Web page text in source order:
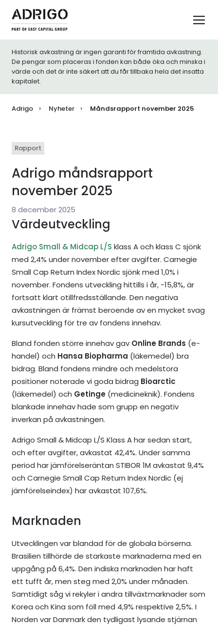
Historisk avkastning är ingen garanti för framtida avkastning.
De pengar som placeras i fonden kan både öka och minska i
värde och det är inte säkert att du får tillbaka hela det insatta
kapitalet.
Adrigo Nyheter Måndsrapport november 2025
Rapport
Adrigo måndsrapport
november 2025
8 december 2025
Värdeutveckling
Adrigo Small & Midcap L/S klass A och klass C sjönk
med 2,4% under november efter avgifter. Carnegie
Small Cap Return Index Nordic sjönk med 1,0% i
november. Fondens utveckling hittills i år, -15,8%, är
fortsatt klart otillfredsställande. Den negativa
avkastningen är främst beroende av en mycket svag
kursutveckling för tre av fondens innehav.
Bland fonden större innehav gav Online Brands (e-
handel) och Hansa Biopharma (läkemedel) bra
bidrag. Bland fondens mindre och medelstora
positioner noterade vi goda bidrag Bioarctic
(läkemedel) och Getinge (medicineknik). Fondens
blankade innehav hade som grupp en negativ
inverkan på avkastningen.
Adrigo Small & Midcap L/S Klass A har sedan start,
och efter avgifter, avkastat 42,4%. Under samma
period har jämförelseräntan STIBOR 1M avkastat 9,4%
och Carnegie Small Cap Return Index Nordic (ej
jämförelseindex) har avkastat 107,6%.
Marknaden
Utvecklingen var blandad för de globala börserna.
Brasilien tillhörde de starkaste marknaderna med en
uppgång på 6,4%. Den indiska marknaden har haft
ett tufft år, men steg med 2,0% under månaden.
Samtidigt såg vi rekyler i andra tillväxtmarknader som
Korea och Kina som föll med 4,9% respektive 2,5%. I
Norden var Danmark den tydligast lysande stjärnan